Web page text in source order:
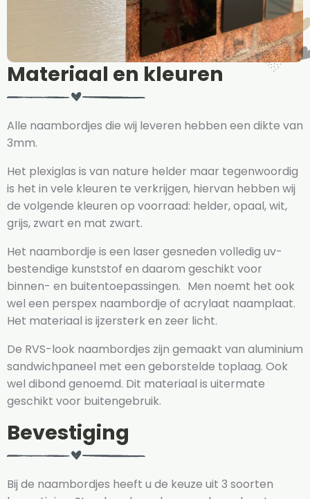
Materiaal en kleuren
Alle naambordjes die wij leveren hebben een dikte van
3mm.
Het plexiglas is van nature helder maar tegenwoordig
is het in vele kleuren te verkrijgen, hiervan hebben wij
de volgende kleuren op voorraad: helder, opaal, wit,
grijs, zwart en mat zwart.
Het naambordje is een laser gesneden volledig uv-
bestendige kunststof en daarom geschikt voor
binnen- en buitentoepassingen. Men noemt het ook
wel een perspex naambordje of acrylaat naamplaat.
Het materiaal is ijzersterk en zeer licht.
De RVS-look naambordjes zijn gemaakt van aluminium
sandwichpaneel met een geborstelde toplaag. Ook
wel dibond genoemd. Dit materiaal is uitermate
geschikt voor buitengebruik.
Bevestiging
Bij de naambordjes heeft u de keuze uit 3 soorten